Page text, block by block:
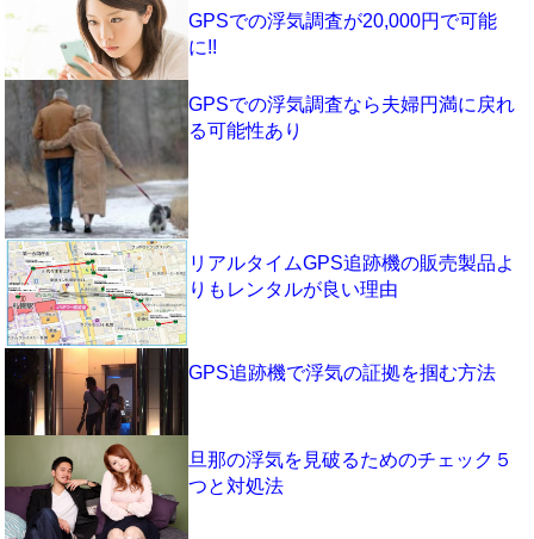
GPSでの浮気調査が20,000円で可能
に!!
GPSでの浮気調査なら夫婦円満に戻れ
る可能性あり
リアルタイムGPS追跡機の販売製品よ
りもレンタルが良い理由
GPS追跡機で浮気の証拠を掴む方法
旦那の浮気を見破るためのチェック５
つと対処法